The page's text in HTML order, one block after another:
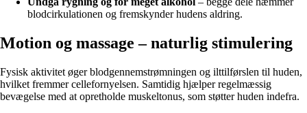
blodcirkulationen og fremskynder hudens aldring.
Motion og massage – naturlig stimulering
Fysisk aktivitet øger blodgennemstrømningen og ilttilførslen til huden,
hvilket fremmer cellefornyelsen. Samtidig hjælper regelmæssig
bevægelse med at opretholde muskeltonus, som støtter huden indefra.